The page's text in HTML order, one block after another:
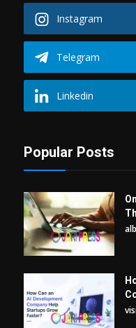
Instagram
Telegram
Linkedin
Popular Posts